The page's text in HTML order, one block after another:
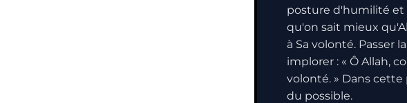
posture d'humilité et
qu'on sait mieux
à Sa volonté. Passer
implorer : « Ô Allah,
volonté. » Dans
du possible.